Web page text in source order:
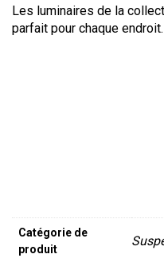
Les luminaires de la
parfait pour chaque endroit.
Catégorie de
produit